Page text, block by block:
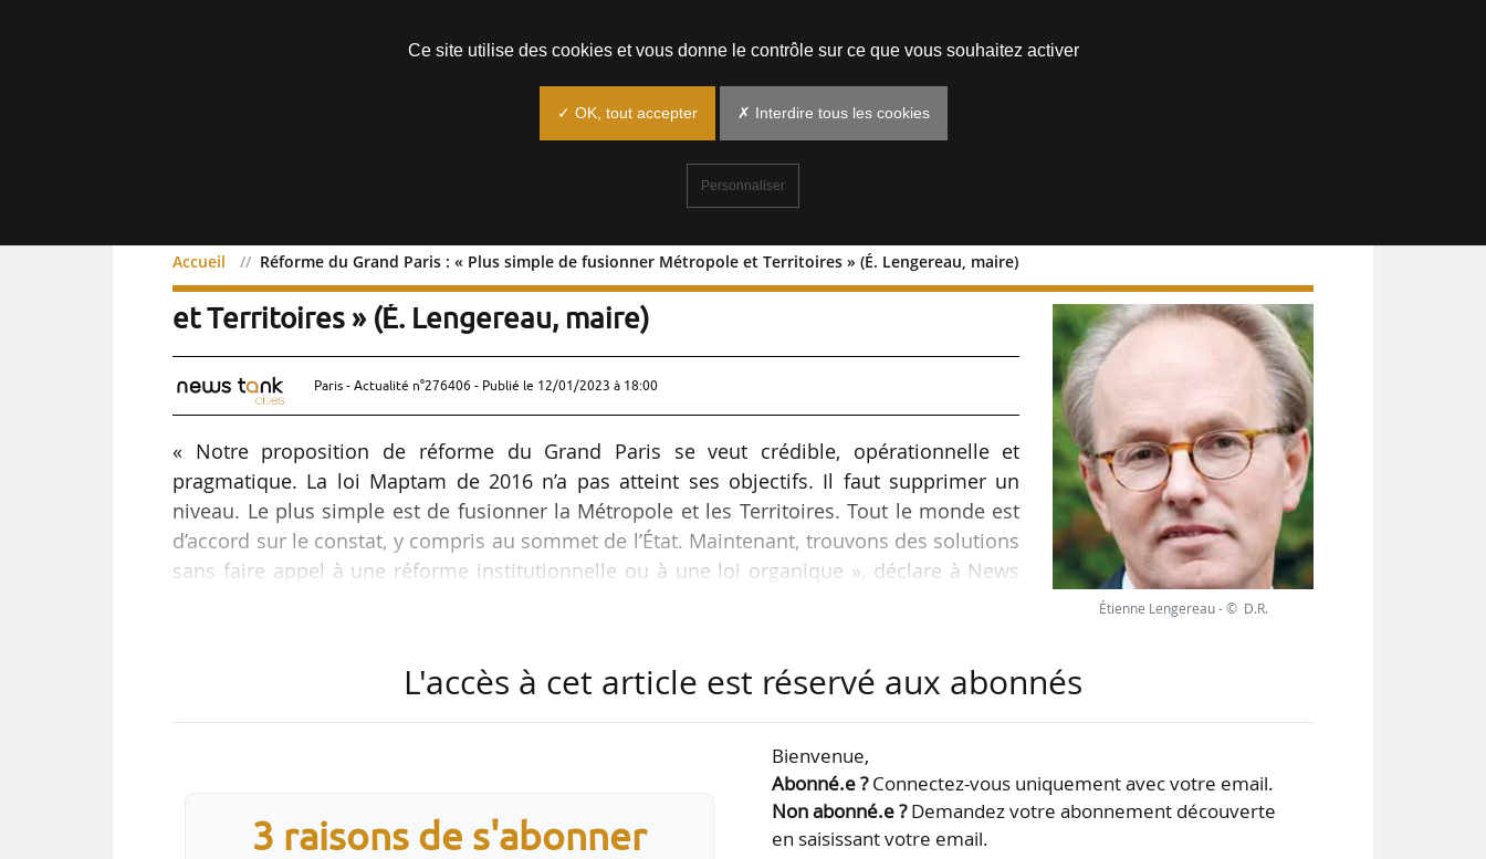
Accueil Réforme du Grand Paris : « Plus simple de fusionner Métropole et Territoires » (É. Lengereau, maire)
Réforme du Grand Paris : « Plus simple de fusionner Métropole
et Territoires » (É. Lengereau, maire)
Paris - Actualité n°276406 - Publié le 12/01/2023 à 18:00
« Notre proposition de réforme du Grand Paris se veut crédible, opérationnelle et
pragmatique. La loi Maptam de 2016 n’a pas atteint ses objectifs. Il faut supprimer un
niveau. Le plus simple est de fusionner la Métropole et les Territoires. Tout le monde est
d’accord sur le constat, y compris au sommet de l’État. Maintenant, trouvons des solutions
sans faire appel à une réforme institutionnelle ou à une loi organique », déclare à News
En décembre 2022, le Cercle des Élus locaux a fait connaître sa position sur la réforme du
Étienne Lengereau - © D.R.
L'accès à cet article est réservé aux abonnés
3 raisons de s'abonner
Bienvenue,
Abonné.e ?Connectez-vous uniquement avec votre email.
Non abonné.e ?Demandez votre abonnement découverte
en saisissant votre email.
Ce site utilise des cookies et vous donne le contrôle sur ce que vous souhaitez activer
✓ OK, tout accepter ✗ Interdire tous les cookies
Personnaliser